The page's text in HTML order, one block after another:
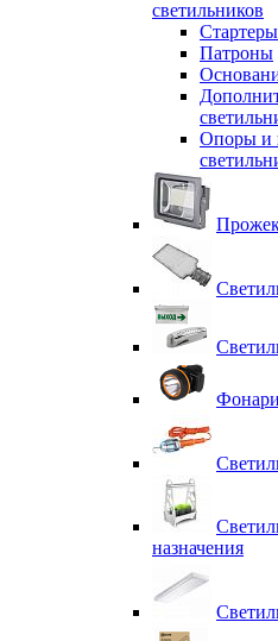
светильников
Патроны
Опоры и
Фонари
назначения